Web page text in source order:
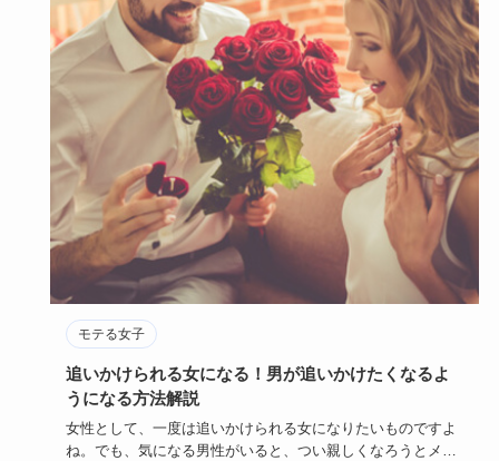
モテる女子
追いかけられる女になる！男が追いかけたくなるよ
うになる方法解説
女性として、一度は追いかけられる女になりたいものですよ
ね。でも、気になる男性がいると、つい親しくなろうとメー